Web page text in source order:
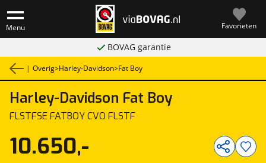
Menu Favorieten
BOVAG garantie
| Overig>Harley-Davidson>Fat Boy
Harley-Davidson Fat Boy
FLSTFSE FATBOY CVO FLSTF
10.650,-